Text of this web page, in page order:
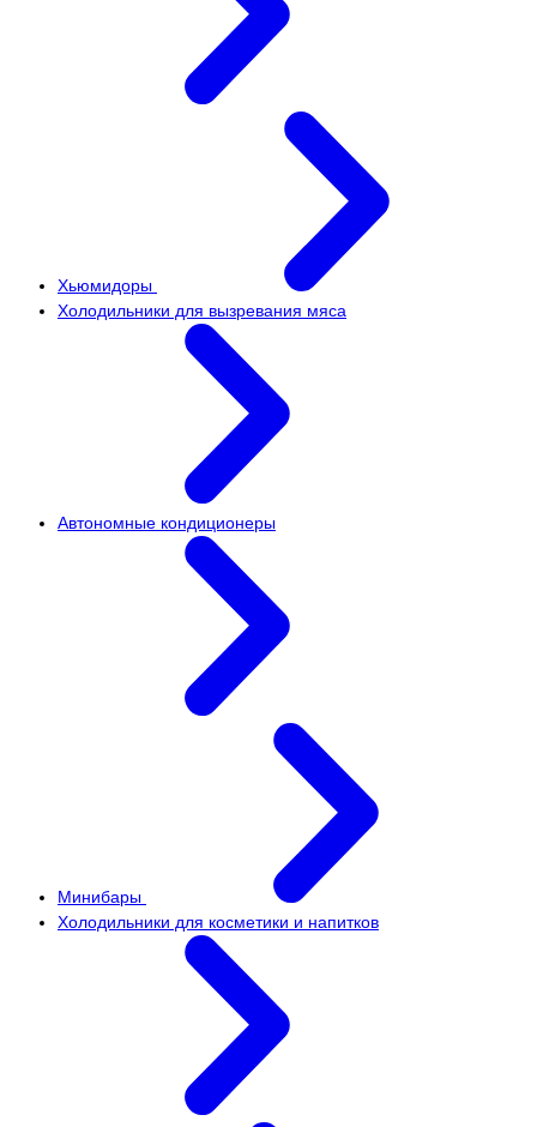
Хьюмидоры
Холодильники для вызревания мяса
Автономные кондиционеры
Минибары
Холодильники для косметики и напитков